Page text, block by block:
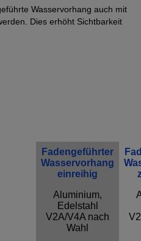
Wasservorhang auch mit
Dies erhöht Sichtbarkeit
Fadengeführter
Wasservorhang
einreihig
Aluminium,
Edelstahl
V2A/V4A nach
Wahl
Schriftarten.
privacy/policies/